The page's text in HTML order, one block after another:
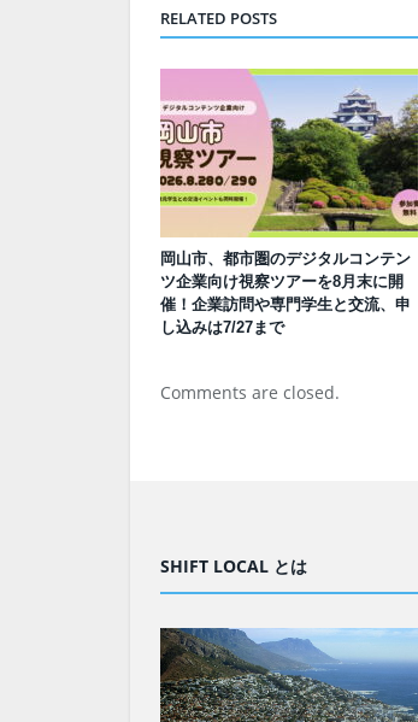
RELATED POSTS
岡山市、都市圏のデジタルコンテン
ツ企業向け視察ツアーを8月末に開
催！企業訪問や専門学生と交流、申
し込みは7/27まで
Comments are closed.
SHIFT LOCAL とは